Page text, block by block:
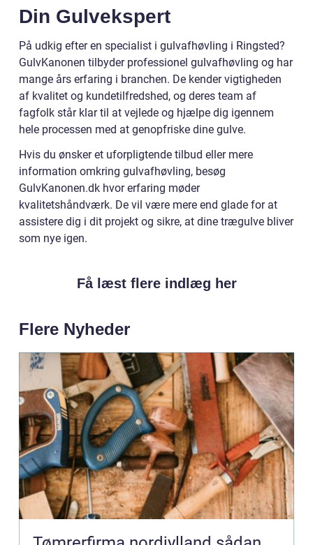
Din Gulvekspert
På udkig efter en specialist i gulvafhøvling i Ringsted?
GulvKanonen tilbyder professionel gulvafhøvling og har
mange års erfaring i branchen. De kender vigtigheden
af kvalitet og kundetilfredshed, og deres team af
fagfolk står klar til at vejlede og hjælpe dig igennem
hele processen med at genopfriske dine gulve.
Hvis du ønsker et uforpligtende tilbud eller mere
information omkring gulvafhøvling, besøg
GulvKanonen.dk hvor erfaring møder
kvalitetshåndværk. De vil være mere end glade for at
assistere dig i dit projekt og sikre, at dine trægulve bliver
som nye igen.
Få læst flere indlæg her
Flere Nyheder